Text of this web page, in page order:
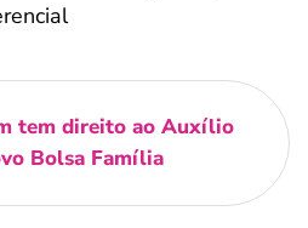
tem direito ao Auxílio
Bolsa Família